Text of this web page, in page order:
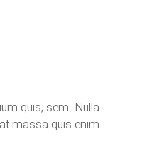
quis, sem. Nulla
massa quis enim.